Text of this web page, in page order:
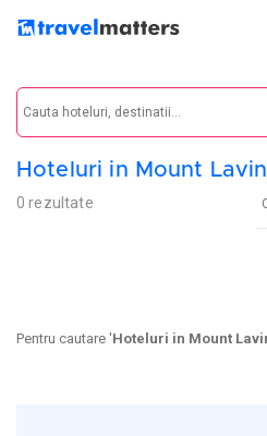
Hoteluri in Mount
0 rezultate
Pentru cautare 'Hoteluri in Mount